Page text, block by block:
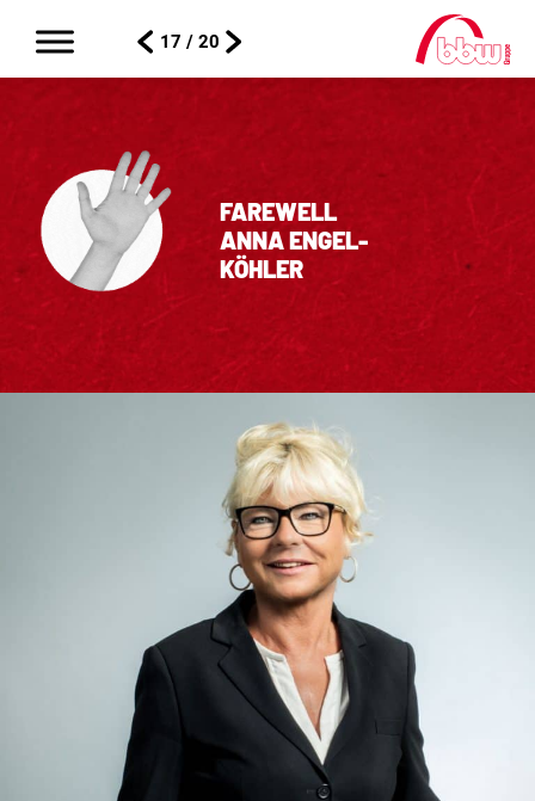
17 / 20
FAREWELL
ANNA ENGEL-
KÖHLER